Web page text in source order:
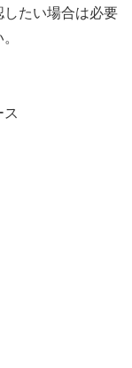
たい場合は必要
ス